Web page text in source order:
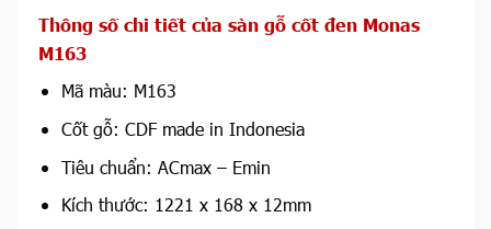
Thông số chi tiết của sàn gỗ cốt đen Monas
M163
Mã màu: M163
Cốt gỗ: CDF made in Indonesia
Tiêu chuẩn: ACmax – Emin
Kích thước: 1221 x 168 x 12mm